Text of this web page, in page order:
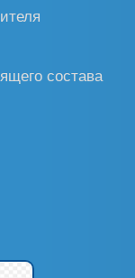
состава